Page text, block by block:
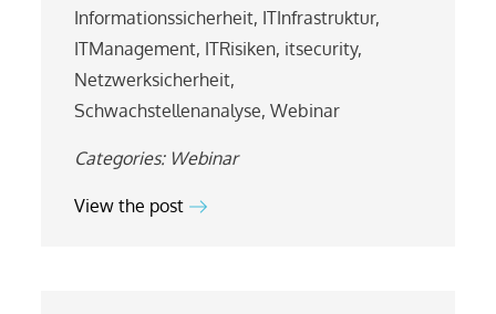
Informationssicherheit, ITInfrastruktur,
ITManagement, ITRisiken, itsecurity,
Netzwerksicherheit,
Schwachstellenanalyse,Webinar
Categories: Webinar
View the post